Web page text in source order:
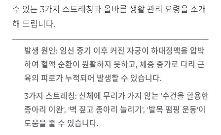
수 있는 3가지 스트레칭과 올바른 생활 관리 요령을 소개
해 드립니다.
발생 원인: 임신 중기 이후 커진 자궁이 하대정맥을 압박
하여 혈액 순환이 원활하지 못하고, 체중 증가로 다리 근
육의 피로가 누적되어 발생할 수 있습니다.
3가지 스트레칭: 신체에 무리가 가지 않는 '수건을 활용한
종아리 이완', '벽 짚고 종아리 늘리기', '발목 펌핑 운동'이
도움을 줄 수 있습니다.